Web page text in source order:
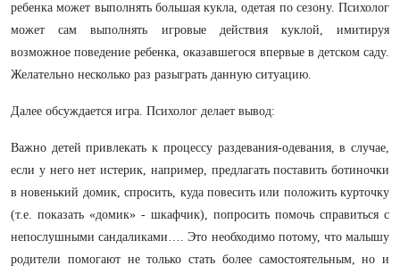
ребенка может выполнять большая кукла, одетая по сезону. Психолог
может сам выполнять игровые действия куклой, имитируя
возможное поведение ребенка, оказавшегося впервые в детском саду.
Желательно несколько раз разыграть данную ситуацию.
Далее обсуждается игра. Психолог делает вывод:
Важно детей привлекать к процессу раздевания-одевания, в случае,
если у него нет истерик, например, предлагать поставить ботиночки
в новенький домик, спросить, куда повесить или положить курточку
(т.е. показать «домик» - шкафчик), попросить помочь справиться с
непослушными сандаликами…. Это необходимо потому, что малышу
родители помогают не только стать более самостоятельным, но и